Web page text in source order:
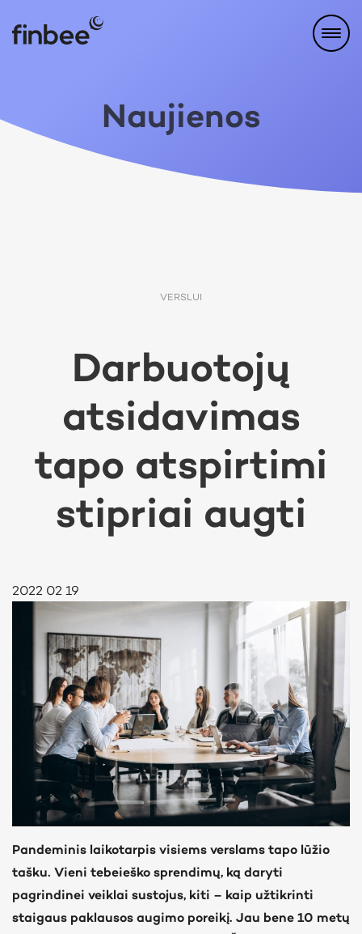
Naujienos
VERSLUI
Darbuotojų
atsidavimas
tapo atspirtimi
stipriai augti
2022 02 19
Pandeminis laikotarpis visiems verslams tapo lūžio
tašku. Vieni tebeieško sprendimų, ką daryti
pagrindinei veiklai sustojus, kiti – kaip užtikrinti
staigaus paklausos augimo poreikį. Jau bene 10 metų